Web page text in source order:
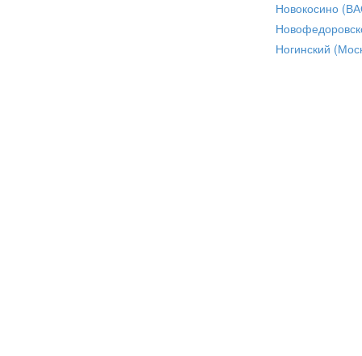
Новокосино
Ногинский